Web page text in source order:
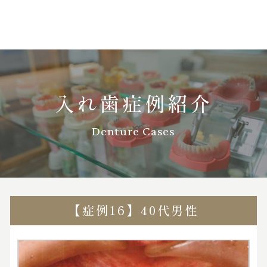
入れ歯症例紹介
Denture Cases
【症例16】40代男性